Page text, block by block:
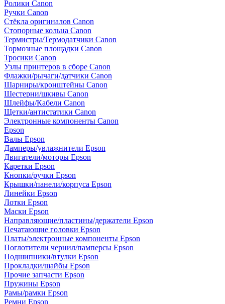
Ролики Canon
Ручки Canon
Стёкла оригиналов Canon
Стопорные кольца Canon
Термистры/Термодатчики Canon
Тормозные площадки Canon
Тросики Canon
Узлы принтеров в сборе Canon
Флажки/рычаги/датчики Canon
Шарниры/кронштейны Canon
Шестерни/шкивы Canon
Шлейфы/Кабели Canon
Щетки/антистатики Canon
Электронные компоненты Canon
Epson
Валы Epson
Дамперы/увлажнители Epson
Двигатели/моторы Epson
Каретки Epson
Кнопки/ручки Epson
Крышки/панели/корпуса Epson
Линейки Epson
Лотки Epson
Маски Epson
Направляющие/пластины/держатели Epson
Печатающие головки Epson
Платы/электронные компоненты Epson
Поглотители чернил/памперсы Epson
Подшипники/втулки Epson
Прокладки/шайбы Epson
Прочие запчасти Epson
Пружины Epson
Рамы/рамки Epson
Ремни Epson